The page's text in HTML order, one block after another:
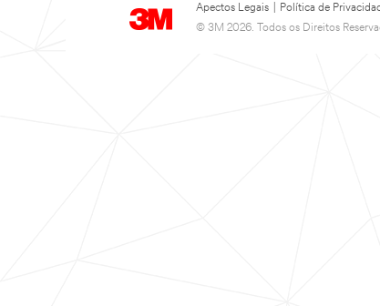
Apectos Legais Política de
© 3M 2026. Todos os Direitos